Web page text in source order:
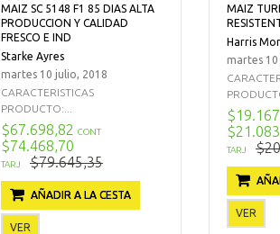
MAIZ SC 5148 F1 85 DIAS ALTA
PRODUCCION Y CALIDAD
FRESCO E IND
Starke Ayres
martes 10 julio, 2018
CARACTERISTICAS
PRODUCTO:...
$67.698,82 CONT
$74.468,70
TARJ $79.645,35
AÑADIR A LA CESTA
VER
MAIZ
Harris
martes
TARJ
VER